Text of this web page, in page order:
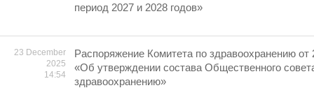
период 2027 и 2028 годов»
23 December
2025
14:54
Распоряжение Комитета по здравоохранению
«Об утверждении состава Общественного
здравоохранению»